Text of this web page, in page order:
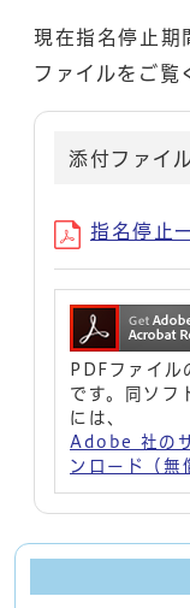
現在指名停止期
ファイルをご覧
添付ファイ
指名停止
PDFファイ
です。同ソフ
には、
Adobe 社の
ンロード（無